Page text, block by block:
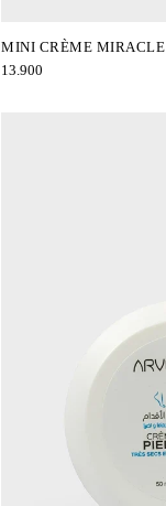
MINI CRÈME MIRACLE
13.900